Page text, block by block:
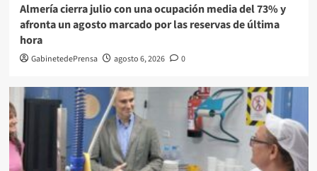
Almería cierra julio con una ocupación media del 73% y
afronta un agosto marcado por las reservas de última
hora
GabinetedePrensa agosto 6, 2026 0